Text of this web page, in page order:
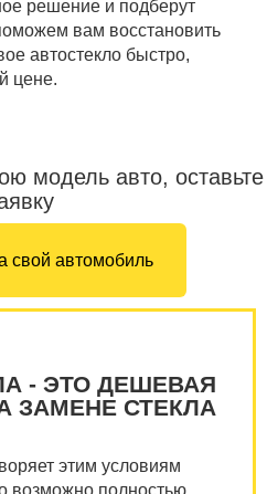
решение и подберут
вам восстановить
автостекло быстро,
цене.
модель авто, оставьте
свой автомобиль
- ЭТО ДЕШЕВАЯ
ЗАМЕНЕ СТЕКЛА
этим условиям
возможно полностью